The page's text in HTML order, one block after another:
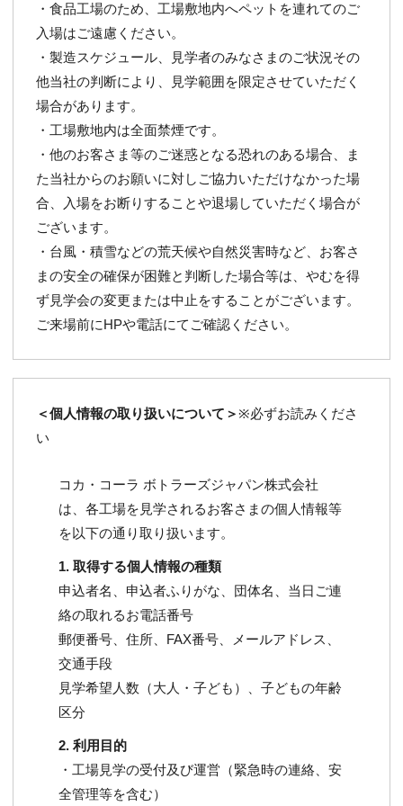
・食品工場のため、工場敷地内へペットを連れてのご
入場はご遠慮ください。
・製造スケジュール、見学者のみなさまのご状況その
他当社の判断により、見学範囲を限定させていただく
場合があります。
・工場敷地内は全面禁煙です。
・他のお客さま等のご迷惑となる恐れのある場合、ま
た当社からのお願いに対しご協力いただけなかった場
合、入場をお断りすることや退場していただく場合が
ございます。
・台風・積雪などの荒天候や自然災害時など、お客さ
まの安全の確保が困難と判断した場合等は、やむを得
ず見学会の変更または中止をすることがございます。
ご来場前にHPや電話にてご確認ください。
＜個人情報の取り扱いについて＞※必ずお読みくださ
い
コカ・コーラ ボトラーズジャパン株式会社
は、各工場を見学されるお客さまの個人情報等
を以下の通り取り扱います。
1. 取得する個人情報の種類
申込者名、申込者ふりがな、団体名、当日ご連
絡の取れるお電話番号
郵便番号、住所、FAX番号、メールアドレス、
交通手段
見学希望人数（大人・子ども）、子どもの年齢
区分
2. 利用目的
・工場見学の受付及び運営（緊急時の連絡、安
全管理等を含む）